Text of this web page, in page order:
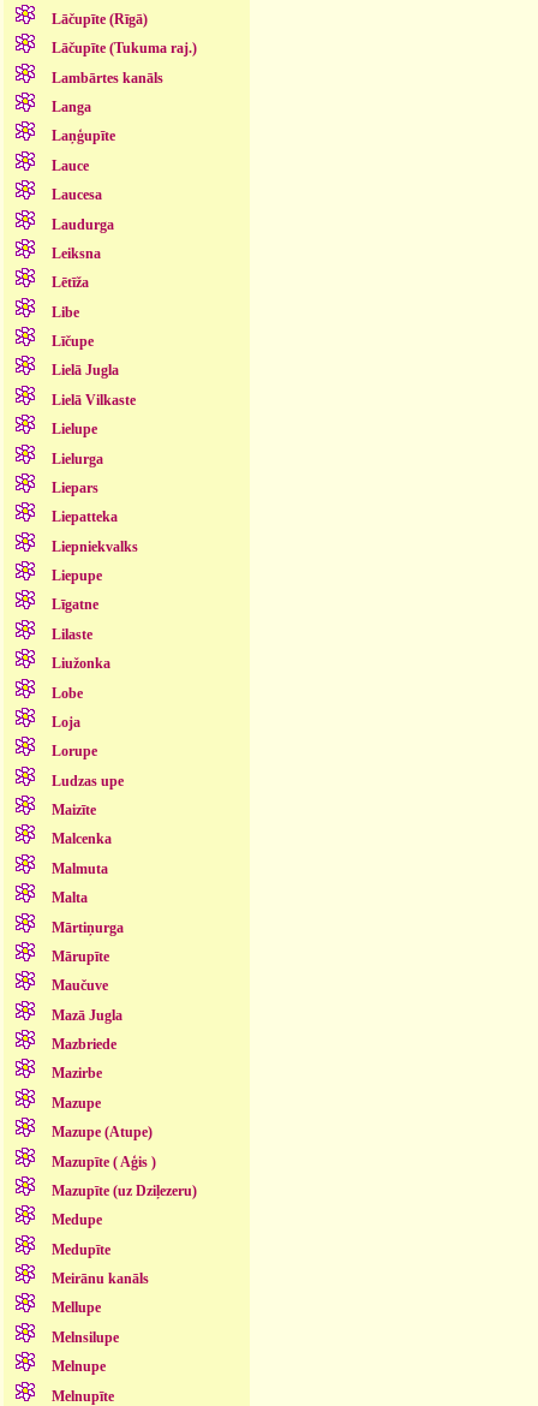
Lāčupīte (Rīgā)
Lāčupīte (Tukuma raj.)
Lambārtes kanāls
Langa
Laņģupīte
Lauce
Laucesa
Laudurga
Leiksna
Lētīža
Libe
Līčupe
Lielā Jugla
Lielā Vilkaste
Lielupe
Lielurga
Liepars
Liepatteka
Liepniekvalks
Liepupe
Līgatne
Lilaste
Liužonka
Lobe
Loja
Lorupe
Ludzas upe
Maizīte
Malcenka
Malmuta
Malta
Mārtiņurga
Mārupīte
Maučuve
Mazā Jugla
Mazbriede
Mazirbe
Mazupe
Mazupe (Atupe)
Mazupīte ( Aģis )
Mazupīte (uz Dziļezeru)
Medupe
Medupīte
Meirānu kanāls
Mellupe
Melnsilupe
Melnupe
Melnupīte